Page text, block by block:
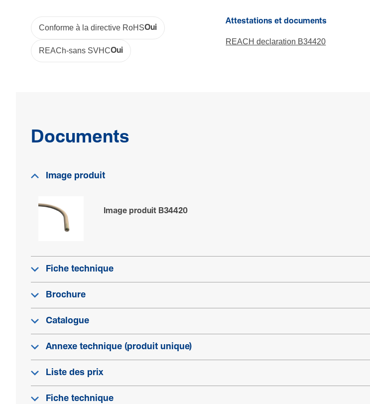
Fonc­tions méca­niques
Classe de résis­tance à l'écra­se­ment 3 (moyen, 750 N)
Conforme à la directive RoHSOui
REACh-sans SVHCOui
Attestations et documents
REACH declaration B34420
Documents
Image produit
Image produit B34420
Fiche technique
Brochure
Catalogue
Annexe technique (produit unique)
Liste des prix
Fiche technique